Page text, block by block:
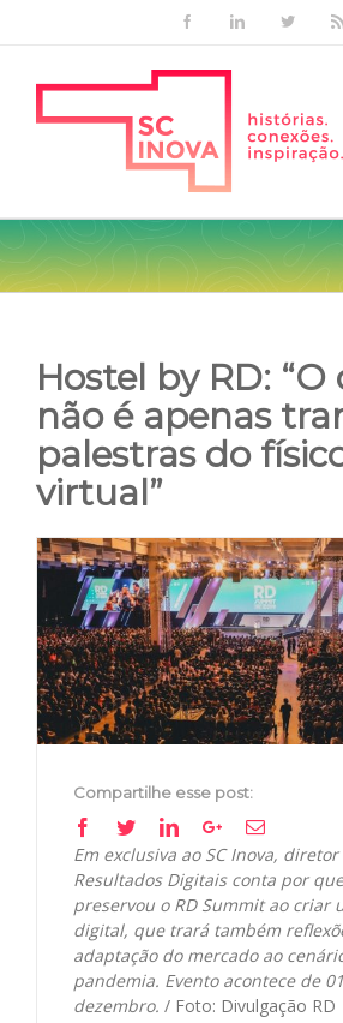
FacebookLinkedinTwitter
Hostel by RD: “O
não é apenas
palestras do
virtual”
View
Larger
Image
Compartilhe esse post:
Facebook
TwitterLinkedinGoogle+Email
Em exclusiva ao SC Inova,
Resultados Digitais conta por
preservou o RD Summit ao criar
digital, que trará também
adaptação do mercado ao
pandemia. Evento acontece de
dezembro. / Foto: Divulgação RD